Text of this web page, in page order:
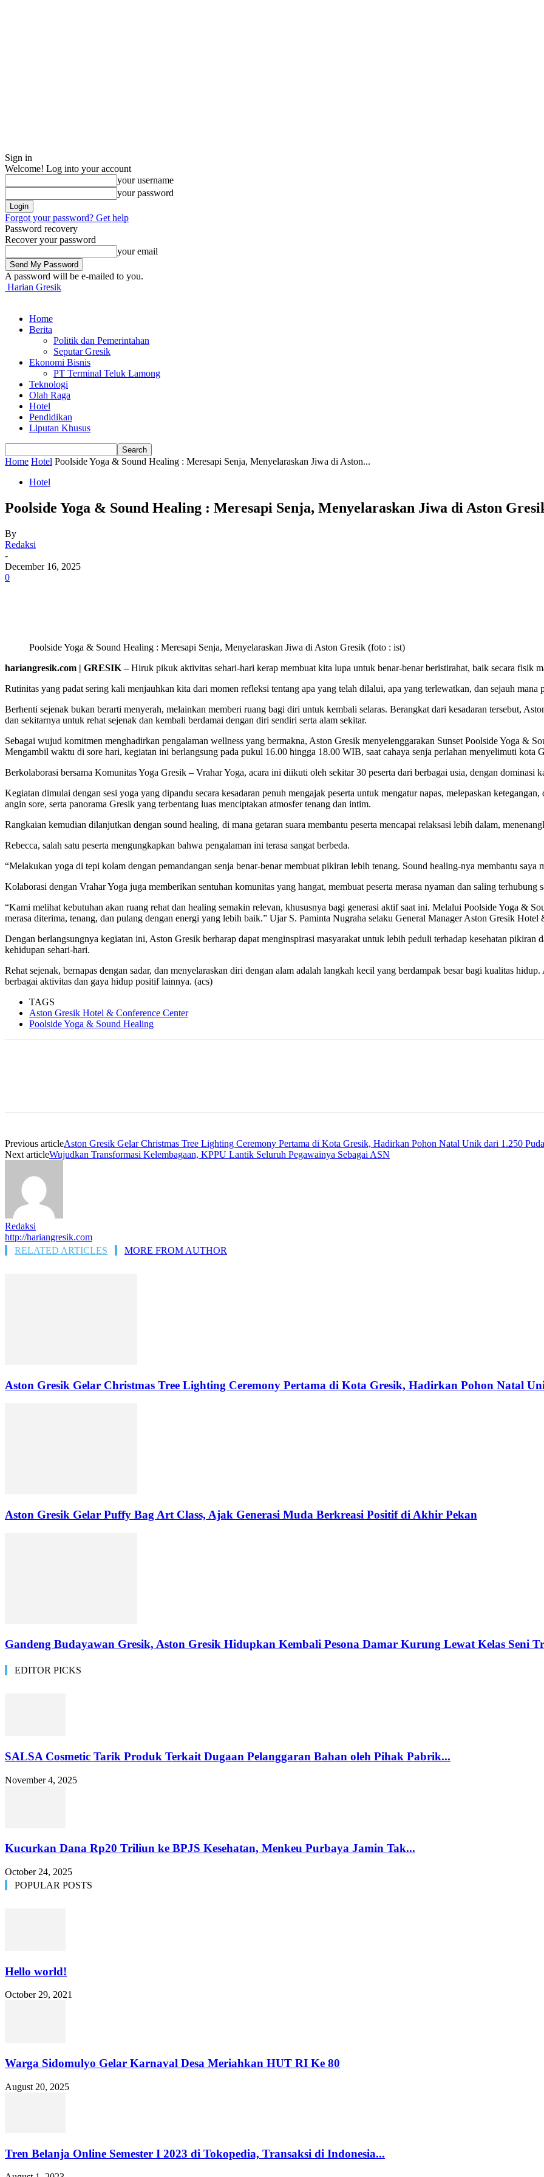
Sign in
Welcome! Log into your account
your username
your password
Forgot your password? Get help
Password recovery
Recover your password
your email
A password will be e-mailed to you.
Harian Gresik
Home
Berita
Politik dan Pemerintahan
Seputar Gresik
Ekonomi Bisnis
PT Terminal Teluk Lamong
Teknologi
Olah Raga
Hotel
Pendidikan
Liputan Khusus
Home Hotel Poolside Yoga & Sound Healing : Meresapi Senja, Menyelaraskan Jiwa di Aston...
Hotel
Poolside Yoga & Sound Healing : Meresapi Senja, Menyelaraskan Jiwa di Aston
By
Redaksi
-
December 16, 2025
0
Poolside Yoga & Sound Healing : Meresapi Senja, Menyelaraskan Jiwa di Aston Gresik (foto : ist)
hariangresik.com | GRESIK –Hiruk pikuk aktivitas sehari-hari kerap membuat kita lupa untuk benar-benar beristirahat, baik secara fisik
Rutinitas yang padat sering kali menjauhkan kita dari momen refleksi tentang apa yang telah dilalui, apa yang terlewatkan, dan sejauh mana
Berhenti sejenak bukan berarti menyerah, melainkan memberi ruang bagi diri untuk kembali selaras. Berangkat dari kesadaran tersebut,
dan sekitarnya untuk rehat sejenak dan kembali berdamai dengan diri sendiri serta alam sekitar.
Sebagai wujud komitmen menghadirkan pengalaman wellness yang bermakna, Aston Gresik menyelenggarakan Sunset Poolside Yoga &
Mengambil waktu di sore hari, kegiatan ini berlangsung pada pukul 16.00 hingga 18.00 WIB, saat cahaya senja perlahan menyelimuti kota
Berkolaborasi bersama Komunitas Yoga Gresik – Vrahar Yoga, acara ini diikuti oleh sekitar 30 peserta dari berbagai usia, dengan dominasi
Kegiatan dimulai dengan sesi yoga yang dipandu secara kesadaran penuh mengajak peserta untuk mengatur napas, melepaskan
angin sore, serta panorama Gresik yang terbentang luas menciptakan atmosfer tenang dan intim.
Rangkaian kemudian dilanjutkan dengan sound healing, di mana getaran suara membantu peserta mencapai relaksasi lebih dalam,
Rebecca, salah satu peserta mengungkapkan bahwa pengalaman ini terasa sangat berbeda.
“Melakukan yoga di tepi kolam dengan pemandangan senja benar-benar membuat pikiran lebih tenang. Sound healing-nya membantu
Kolaborasi dengan Vrahar Yoga juga memberikan sentuhan komunitas yang hangat, membuat peserta merasa nyaman dan saling terhubung
“Kami melihat kebutuhan akan ruang rehat dan healing semakin relevan, khususnya bagi generasi aktif saat ini. Melalui Poolside Yoga &
merasa diterima, tenang, dan pulang dengan energi yang lebih baik.” Ujar S. Paminta Nugraha selaku General Manager Aston Gresik Hotel
Dengan berlangsungnya kegiatan ini, Aston Gresik berharap dapat menginspirasi masyarakat untuk lebih peduli terhadap kesehatan pikiran
kehidupan sehari-hari.
Rehat sejenak, bernapas dengan sadar, dan menyelaraskan diri dengan alam adalah langkah kecil yang berdampak besar bagi kualitas
berbagai aktivitas dan gaya hidup positif lainnya. (acs)
TAGS
Aston Gresik Hotel & Conference Center
Poolside Yoga & Sound Healing
Previous articleAston Gresik Gelar Christmas Tree Lighting Ceremony Pertama di Kota Gresik, Hadirkan Pohon Natal Unik dari 1.250
Next articleWujudkan Transformasi Kelembagaan, KPPU Lantik Seluruh Pegawainya Sebagai ASN
Redaksi
http://hariangresik.com
RELATED ARTICLES
MORE FROM AUTHOR
Aston Gresik Gelar Christmas Tree Lighting Ceremony Pertama di Kota Gresik, Hadirkan Pohon Natal
Aston Gresik Gelar Puffy Bag Art Class, Ajak Generasi Muda Berkreasi Positif di Akhir Pekan
Gandeng Budayawan Gresik, Aston Gresik Hidupkan Kembali Pesona Damar Kurung Lewat Kelas Seni
EDITOR PICKS
SALSA Cosmetic Tarik Produk Terkait Dugaan Pelanggaran Bahan oleh Pihak Pabrik...
November 4, 2025
Kucurkan Dana Rp20 Triliun ke BPJS Kesehatan, Menkeu Purbaya Jamin Tak...
October 24, 2025
POPULAR POSTS
Hello world!
October 29, 2021
Warga Sidomulyo Gelar Karnaval Desa Meriahkan HUT RI Ke 80
August 20, 2025
Tren Belanja Online Semester I 2023 di Tokopedia, Transaksi di Indonesia...